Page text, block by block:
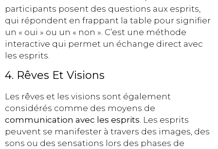
participants posent des questions aux esprits,
qui répondent en frappant la table pour signifier
un « oui » ou un « non ». C’est une méthode
interactive qui permet un échange direct avec
les esprits.
4. Rêves Et Visions
Les rêves et les visions sont également
considérés comme des moyens de
communication avec les esprits . Les esprits
peuvent se manifester à travers des images, des
sons ou des sensations lors des phases de